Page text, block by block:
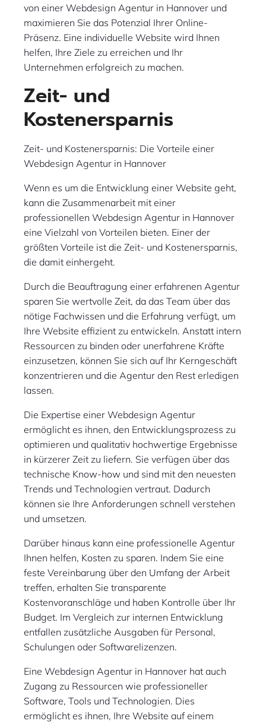
von einer Webdesign Agentur in Hannover und
maximieren Sie das Potenzial Ihrer Online-
Präsenz. Eine individuelle Website wird Ihnen
helfen, Ihre Ziele zu erreichen und Ihr
Unternehmen erfolgreich zu machen.
Zeit- und
Kostenersparnis
Zeit- und Kostenersparnis: Die Vorteile einer
Webdesign Agentur in Hannover
Wenn es um die Entwicklung einer Website geht,
kann die Zusammenarbeit mit einer
professionellen Webdesign Agentur in Hannover
eine Vielzahl von Vorteilen bieten. Einer der
größten Vorteile ist die Zeit- und Kostenersparnis,
die damit einhergeht.
Durch die Beauftragung einer erfahrenen Agentur
sparen Sie wertvolle Zeit, da das Team über das
nötige Fachwissen und die Erfahrung verfügt, um
Ihre Website effizient zu entwickeln. Anstatt intern
Ressourcen zu binden oder unerfahrene Kräfte
einzusetzen, können Sie sich auf Ihr Kerngeschäft
konzentrieren und die Agentur den Rest erledigen
lassen.
Die Expertise einer Webdesign Agentur
ermöglicht es ihnen, den Entwicklungsprozess zu
optimieren und qualitativ hochwertige Ergebnisse
in kürzerer Zeit zu liefern. Sie verfügen über das
technische Know-how und sind mit den neuesten
Trends und Technologien vertraut. Dadurch
können sie Ihre Anforderungen schnell verstehen
und umsetzen.
Darüber hinaus kann eine professionelle Agentur
Ihnen helfen, Kosten zu sparen. Indem Sie eine
feste Vereinbarung über den Umfang der Arbeit
treffen, erhalten Sie transparente
Kostenvoranschläge und haben Kontrolle über Ihr
Budget. Im Vergleich zur internen Entwicklung
entfallen zusätzliche Ausgaben für Personal,
Schulungen oder Softwarelizenzen.
Eine Webdesign Agentur in Hannover hat auch
Zugang zu Ressourcen wie professioneller
Software, Tools und Technologien. Dies
ermöglicht es ihnen, Ihre Website auf einem